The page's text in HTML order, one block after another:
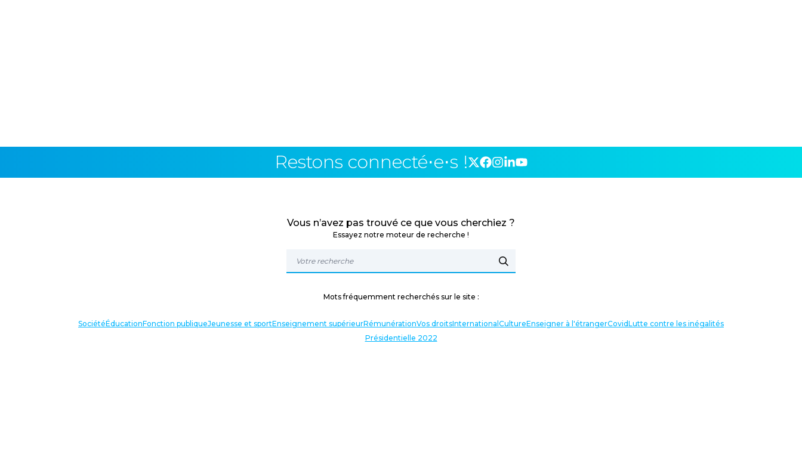
Restons connecté⋅e⋅s !
Vous n’avez pas trouvé ce que vous cherchiez ?
Essayez notre moteur de recherche !
Mots fréquemment recherchés sur le site :
SociétéÉducationFonction publiqueJeunesse et sportEnseignement supérieurRémunérationVos droitsInternational CultureEnseigner à l'étrangerCovidLutte contre les inégalités
Présidentielle 2022